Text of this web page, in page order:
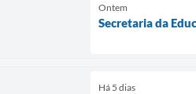
Ontem
Secretaria da
Há 5 dias